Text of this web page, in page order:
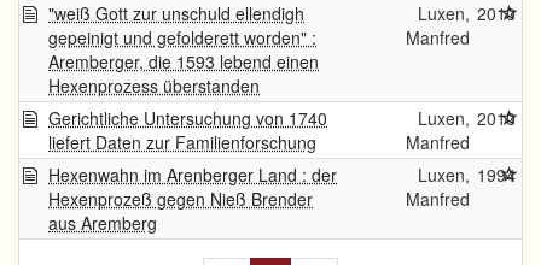
"weiß Gott zur unschuld ellendigh
gepeinigt und gefolderett worden" :
Aremberger, die 1593 lebend einen
Hexenprozess überstanden
Luxen,
Manfred
2010
Gerichtliche Untersuchung von 1740
liefert Daten zur Familienforschung
Luxen,
Manfred
2010
Hexenwahn im Arenberger Land : der
Hexenprozeß gegen Nieß Brender
aus Aremberg
Luxen,
Manfred
1994